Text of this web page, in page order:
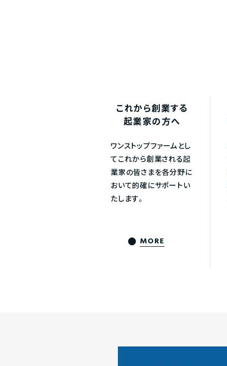
これから創業する
起業家の方へ
ワンストップファームとし
てこれから創業される起
業家の皆さまを各分野に
おいて的確にサポートい
たします。
MORE